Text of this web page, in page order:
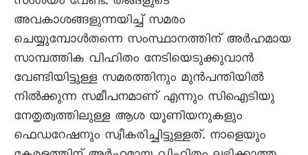
അവകാശങ്ങളുന്നയിച്ച് സമരം
ചെയ്യുമ്പോൾതന്നെ സംസ്ഥാനത്തിന് അർഹമായ
സാമ്പത്തിക വിഹിതം നേടിയെടുക്കുവാൻ
വേണ്ടിയിട്ടുള്ള സമരത്തിനും മുൻപന്തിയിൽ
നിൽക്കുന്ന സമീപനമാണ് എന്നും സിഐടിയു
നേതൃത്വത്തിലുള്ള ആശ യൂണിയനുകളും
ഫെഡറേഷനും സ്വീകരിച്ചിട്ടുള്ളത്. നാളെയും